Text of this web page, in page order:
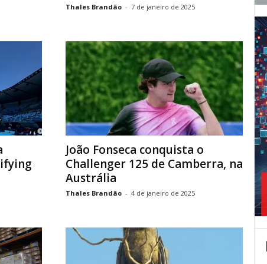
Thales Brandão - 7 de janeiro de 2025
João Fonseca conquista o
Challenger 125 de Camberra, na
Austrália
Thales Brandão - 4 de janeiro de 2025